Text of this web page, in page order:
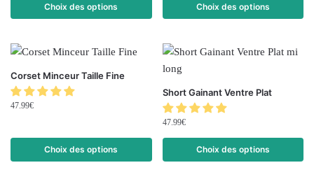
Choix des options Choix des options
Corset Minceur Taille Fine
47.99€
Choix des options
Short Gainant Ventre Plat
47.99€
Choix des options